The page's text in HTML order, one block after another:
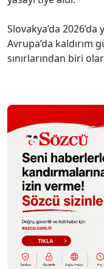
Slovakya’da
Avrupa’da kaldırım
sınırlarından biri